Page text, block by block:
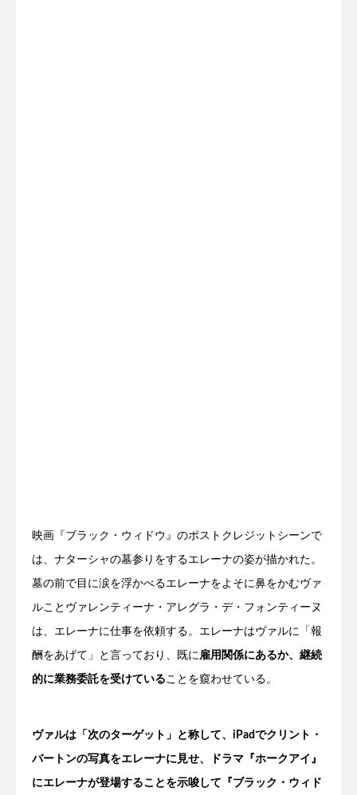
映画『ブラック・ウィドウ』のポストクレジットシーンで
は、ナターシャの墓参りをするエレーナの姿が描かれた。
墓の前で目に涙を浮かべるエレーナをよそに鼻をかむヴァ
ルことヴァレンティーナ・アレグラ・デ・フォンティーヌ
は、エレーナに仕事を依頼する。エレーナはヴァルに「報
酬をあげて」と言っており、既に雇用関係にあるか、継続
的に業務委託を受けていることを窺わせている。
ヴァルは「次のターゲット」と称して、iPadでクリント・
バートンの写真をエレーナに見せ、ドラマ『ホークアイ』
にエレーナが登場することを示唆して『ブラック・ウィド